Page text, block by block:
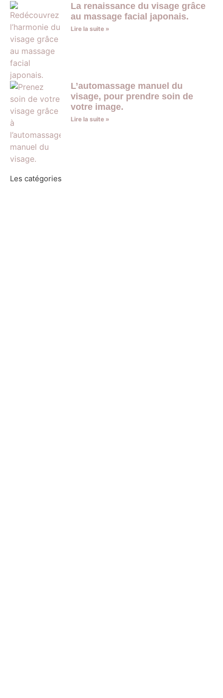
La renaissance du visage grâce
au massage facial japonais.
Lire la suite »
L’automassage manuel du
visage, pour prendre soin de
votre image.
Lire la suite »
Les catégories